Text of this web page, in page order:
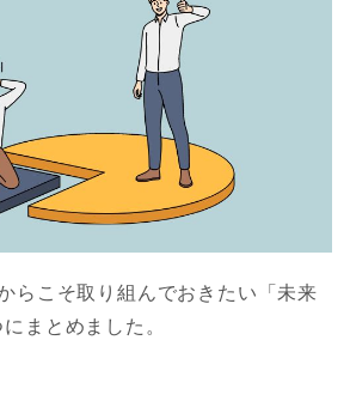
らこそ取り組んでおきたい「未来
まとめました。